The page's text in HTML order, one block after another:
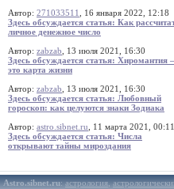
Автор: 271033511
, 16 января 2022, 12:18
Здесь обсуждается статья: Как
личное денежное число
Автор: zabzab , 13 июля 2021, 16:30
Здесь обсуждается статья: Хиромантия
это карта жизни
Автор: zabzab , 13 июля 2021, 16:30
Здесь обсуждается статья: Любовный
гороскоп: как целуются знаки Зодиака
Автор: astro.sibnet.ru , 11 марта 2021, 00:11
Здесь обсуждается статья: Числа
открывают тайны мироздания
Astro.sibnet.ru:астрология,